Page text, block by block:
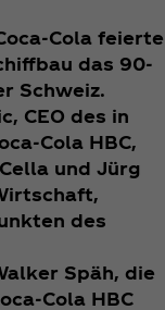
feierte
das 90-
Schweiz.
CEO des in
HBC,
und Jürg
des
Späh, die
HBC